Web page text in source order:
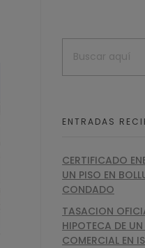
ENTRADAS
CERTIFICADO
UN PISO EN
CONDADO
TASACION
HIPOTECA DE
COMERCIAL EN